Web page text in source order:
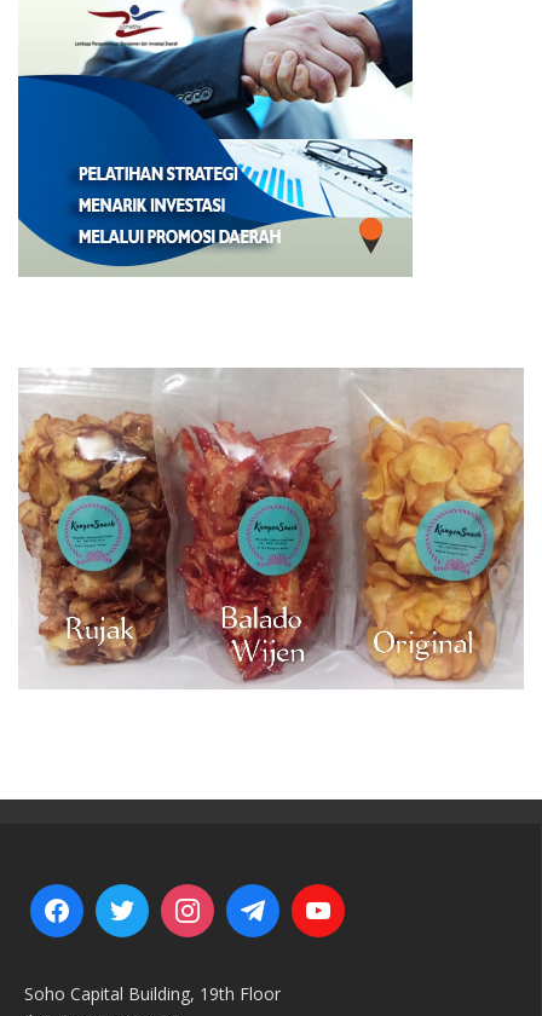
Soho Capital Building, 19th Floor